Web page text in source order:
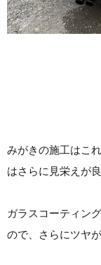
みがきの施工はこ
はさらに見栄えが
ガラスコーティン
ので、さらにツヤ